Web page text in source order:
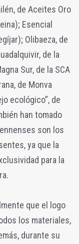
de Aceites Oro
Esencial
Olibaeza, de
de la
Sur, de la SCA
de Monva
ecológico”, de
han tomado
son los
ya que la
para la
que el logo
los materiales,
durante su